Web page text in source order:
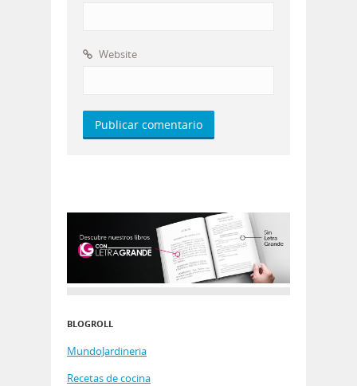
Website
BLOGROLL
MundoJardineria
Recetas de cocina